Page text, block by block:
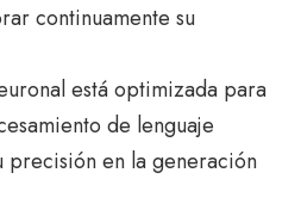
continuamente su
está optimizada para
de lenguaje
precisión en la generación